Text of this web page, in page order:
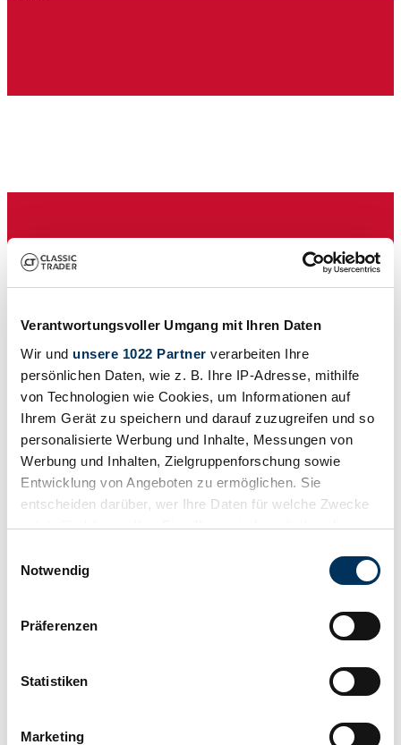
Verantwortungsvoller Umgang mit Ihren Daten
Wir und unsere 1022 Partner verarbeiten Ihre
persönlichen Daten, wie z. B. Ihre IP-Adresse, mithilfe
von Technologien wie Cookies, um Informationen auf
Ihrem Gerät zu speichern und darauf zuzugreifen und so
personalisierte Werbung und Inhalte, Messungen von
Werbung und Inhalten, Zielgruppenforschung sowie
Entwicklung von Angeboten zu ermöglichen. Sie
entscheiden darüber, wer Ihre Daten für welche Zwecke
nutzt. Sie können Ihre Einwilligung jederzeit über die
Trigger Symbol ändern oder widerrufen
Informationen über Ihre geografische Lage
können
bestimmten Merkmalen (Fingerprinting) identifizieren
Notwendig
Präferenzen
Statistiken
Marketing